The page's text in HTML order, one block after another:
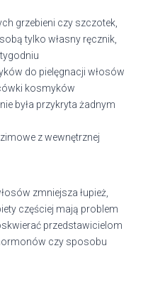
grzebieni czy szczotek,
tylko własny ręcznik,
do pielęgnacji włosów
kosmyków
była przykryta żadnym
z wewnętrznej
zmniejsza łupież,
częściej mają problem
przedstawicielom
czy sposobu